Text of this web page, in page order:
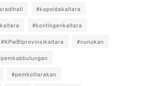
#kapoldakaltara
#kontingenkaltara
#KPwBIprovinsikaltara #nunukan
#pemkottarakan